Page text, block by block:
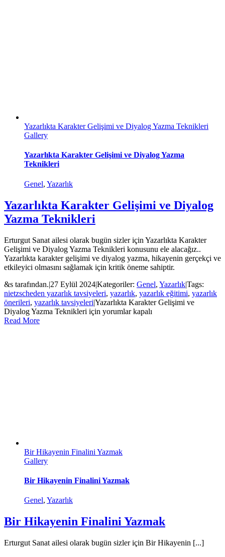
Yazarlıkta Karakter Gelişimi ve Diyalog Yazma Teknikleri
Gallery
Yazarlıkta Karakter Gelişimi ve Diyalog Yazma
Teknikleri
Genel, Yazarlık
Yazarlıkta Karakter Gelişimi ve Diyalog
Yazma Teknikleri
Erturgut Sanat ailesi olarak bugün sizler için Yazarlıkta Karakter
Gelişimi ve Diyalog Yazma Teknikleri konusunu ele alacağız..
Yazarlıkta karakter gelişimi ve diyalog yazma, hikayenin gerçekçi ve
etkileyici olmasını sağlamak için kritik öneme sahiptir.
&s tarafından.|27 Eylül 2024|Kategoriler: Genel, Yazarlık|Tags:
nietzscheden yazarlık tavsiyeleri, yazarlık, yazarlık eğitimi, yazarlık
önerileri, yazarlık tavsiyeleri|Yazarlıkta Karakter Gelişimi ve
Diyalog Yazma Teknikleri için yorumlar kapalı
Read More
Bir Hikayenin Finalini Yazmak
Gallery
Bir Hikayenin Finalini Yazmak
Genel, Yazarlık
Bir Hikayenin Finalini Yazmak
Erturgut Sanat ailesi olarak bugün sizler için Bir Hikayenin [...]